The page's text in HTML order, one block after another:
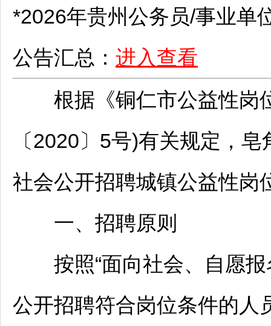
*2026年贵州公务员/事业单
公告汇总： 进入查看
根据《铜仁市公益性岗
〔2020〕5号)有关规定，
社会公开招聘城镇公益性岗
一、 招聘原则
按照“面向社会、自愿报
公开招聘符合岗位条件的人